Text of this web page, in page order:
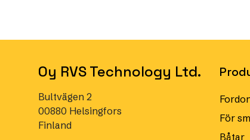
Oy RVS Technology Ltd.
Bultvägen 2
00880 Helsingfors
Finland
För
Båtar